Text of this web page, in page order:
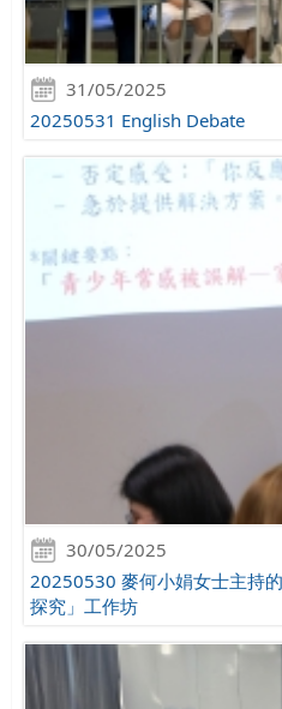
31/05/2025
20250531 English Debate
30/05/2025
20250530 麥何小娟女士主持
探究」工作坊